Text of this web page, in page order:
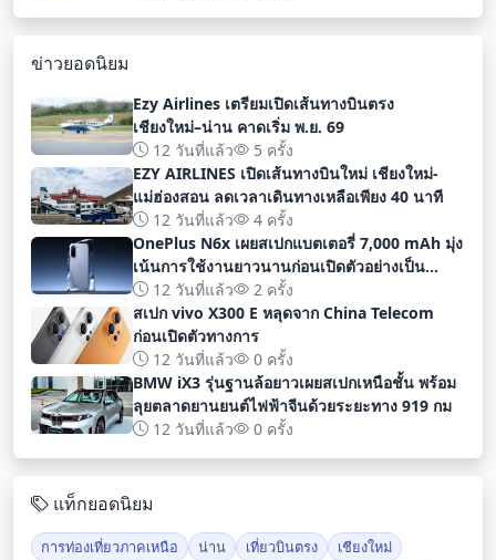
ข่าวยอดนิยม
Ezy Airlines เตรียมเปิดเส้นทางบินตรง
เชียงใหม่–น่าน คาดเริ่ม พ.ย. 69
12 วันที่แล้ว
5 ครั้ง
EZY AIRLINES เปิดเส้นทางบินใหม่ เชียงใหม่-
แม่ฮ่องสอน ลดเวลาเดินทางเหลือเพียง 40 นาที
12 วันที่แล้ว
4 ครั้ง
OnePlus N6x เผยสเปกแบตเตอรี่ 7,000 mAh มุ่ง
เน้นการใช้งานยาวนานก่อนเปิดตัวอย่างเป็น
ทางการ
12 วันที่แล้ว
2 ครั้ง
สเปก vivo X300 E หลุดจาก China Telecom
ก่อนเปิดตัวทางการ
12 วันที่แล้ว
0 ครั้ง
BMW iX3 รุ่นฐานล้อยาวเผยสเปกเหนือชั้น พร้อม
ลุยตลาดยานยนต์ไฟฟ้าจีนด้วยระยะทาง 919 กม
12 วันที่แล้ว
0 ครั้ง
แท็กยอดนิยม
การท่องเที่ยวภาคเหนือ น่าน เที่ยวบินตรง
เชียงใหม่